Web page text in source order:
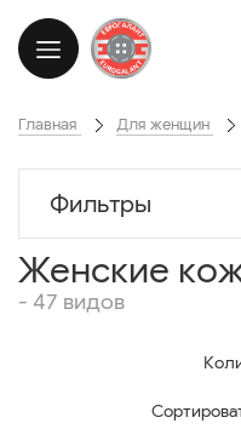
Главная Для женщин
Фильтры
Женские
- 47 видов